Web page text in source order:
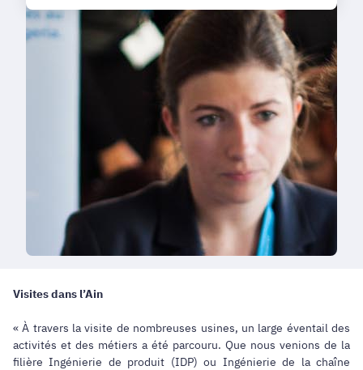
Visites dans l’Ain
« À travers la visite de nombreuses usines, un large éventail des
activités et des métiers a été parcouru. Que nous venions de la
filière Ingénierie de produit (IDP) ou Ingénierie de la chaîne